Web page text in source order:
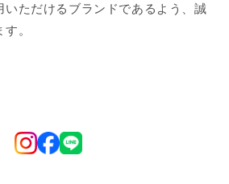
いただけるブランドであるよう、誠
。